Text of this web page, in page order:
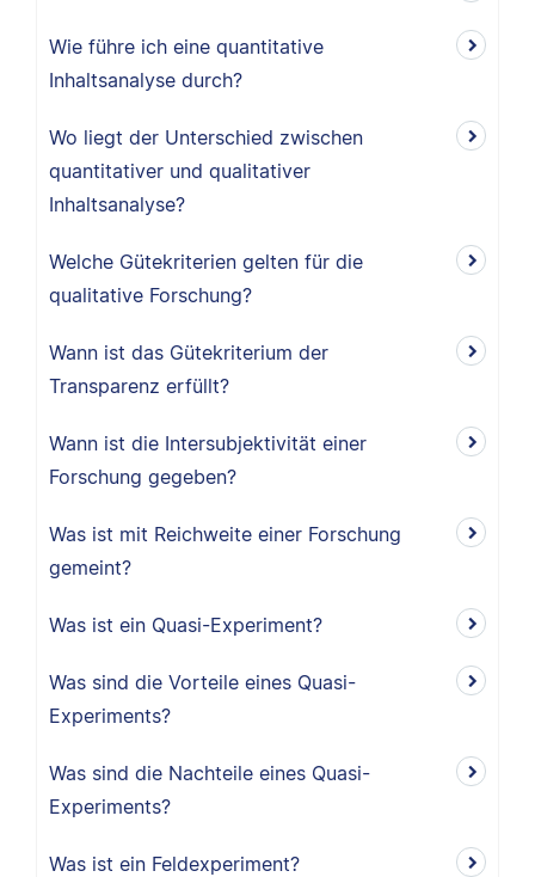
Wie führe ich eine quantitative
Inhaltsanalyse durch?
Wo liegt der Unterschied zwischen
quantitativer und qualitativer
Inhaltsanalyse?
Welche Gütekriterien gelten für die
qualitative Forschung?
Wann ist das Gütekriterium der
Transparenz erfüllt?
Wann ist die Intersubjektivität einer
Forschung gegeben?
Was ist mit Reichweite einer Forschung
gemeint?
Was ist ein Quasi-Experiment?
Was sind die Vorteile eines Quasi-
Experiments?
Was sind die Nachteile eines Quasi-
Experiments?
Was ist ein Feldexperiment?